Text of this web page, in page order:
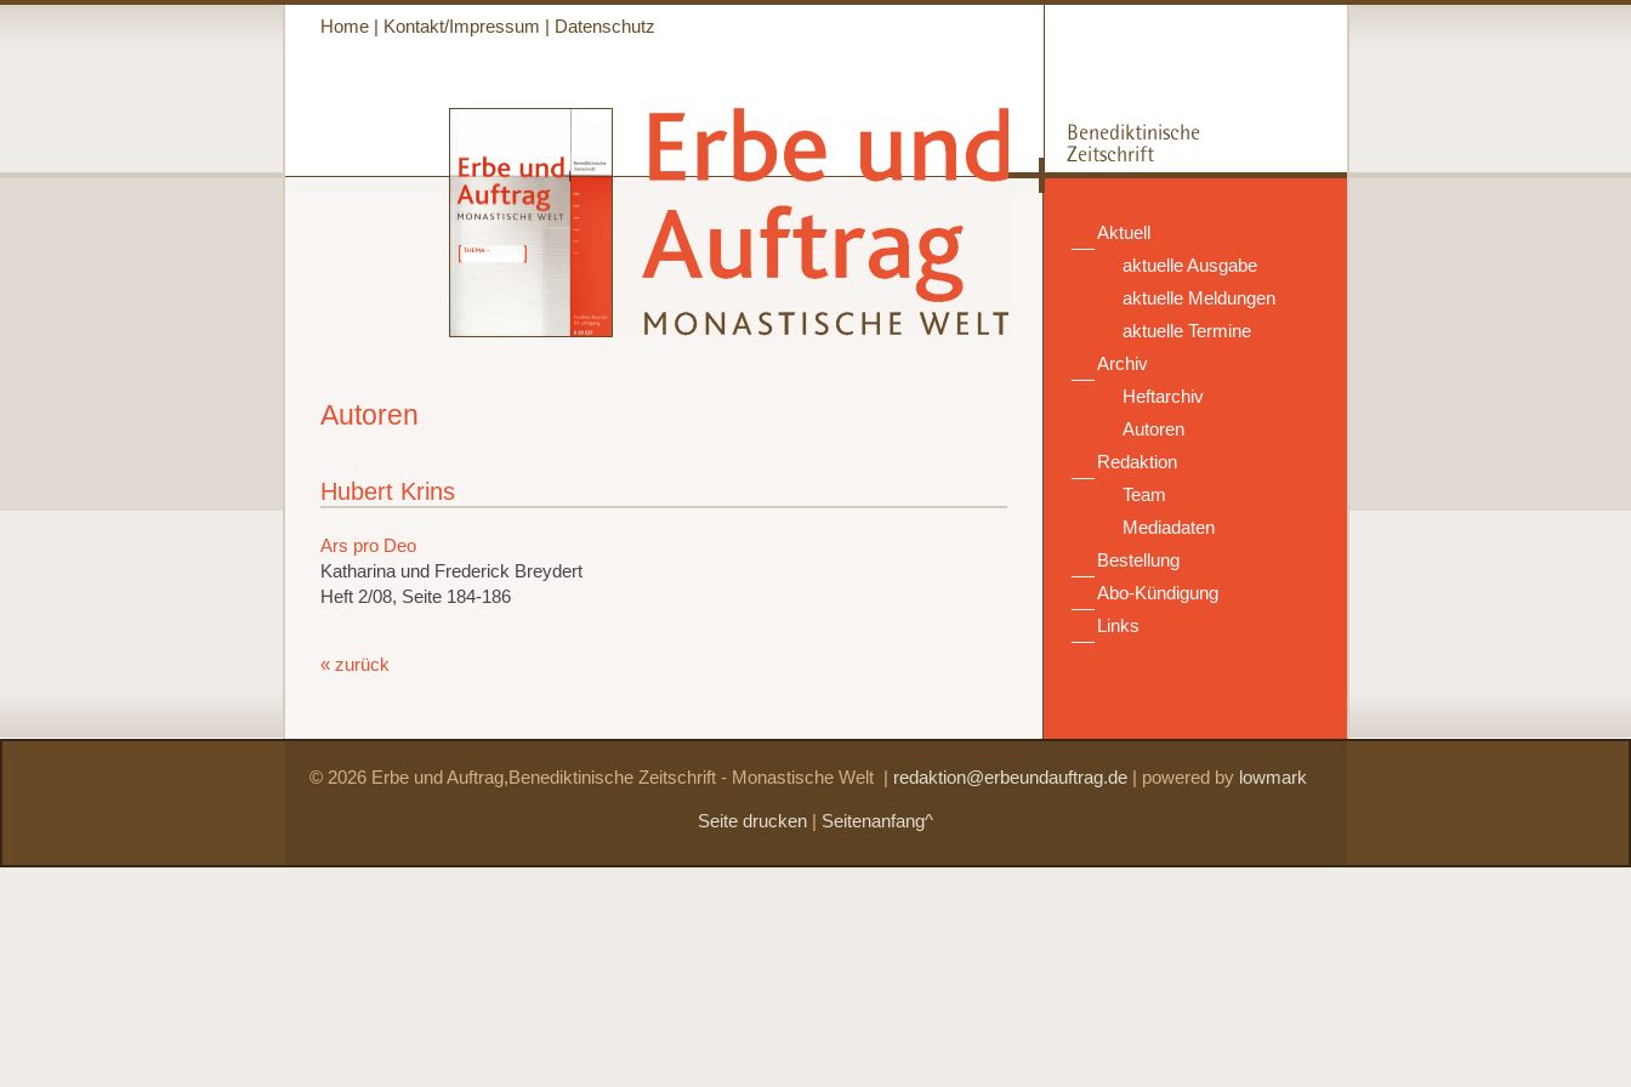
Home| Kontakt/Impressum Datenschutz
Aktuell
aktuelle Ausgabe
aktuelle Meldungen
aktuelle Termine
Archiv
Heftarchiv
Autoren
Redaktion
Team
Mediadaten
Bestellung
Abo-Kündigung
Links
Autoren
Hubert Krins
Ars pro Deo
Katharina und Frederick Breydert
Heft 2/08, Seite 184-186
« zurück
© 2026 Erbe und Auftrag,Benediktinische Zeitschrift - Monastische Welt redaktion@erbeundauftrag.de| powered by lowmark
Seite drucken Seitenanfang^